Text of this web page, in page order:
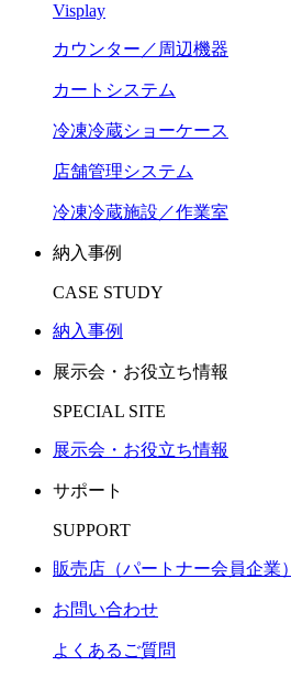
Visplay
カウンター／周辺機器
カートシステム
冷凍冷蔵ショーケース
店舗管理システム
冷凍冷蔵施設／作業室
納入事例
CASE STUDY
納入事例
展示会・お役立ち情報
SPECIAL SITE
展示会・お役立ち情報
サポート
SUPPORT
販売店（パートナー会員企業）
お問い合わせ
よくあるご質問